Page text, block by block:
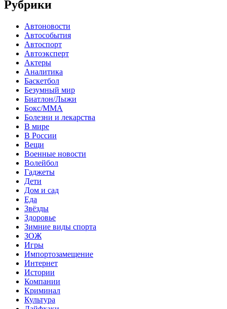
Рубрики
Автоновости
Автособытия
Автоспорт
Автоэксперт
Актеры
Аналитика
Баскетбол
Безумный мир
Биатлон/Лыжи
Бокс/MMA
Болезни и лекарства
В мире
В России
Вещи
Военные новости
Волейбол
Гаджеты
Дети
Дом и сад
Еда
Звёзды
Здоровье
Зимние виды спорта
ЗОЖ
Игры
Импортозамещение
Интернет
Истории
Компании
Криминал
Культура